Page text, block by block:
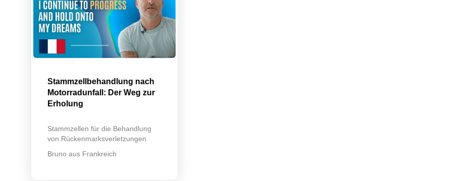
Stammzellbehandlung nach
Motorradunfall: Der Weg zur
Erholung
Stammzellen für die Behandlung
von Rückenmarksverletzungen
Bruno aus Frankreich